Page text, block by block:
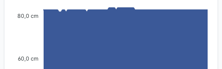
80,0 cm
60,0 cm